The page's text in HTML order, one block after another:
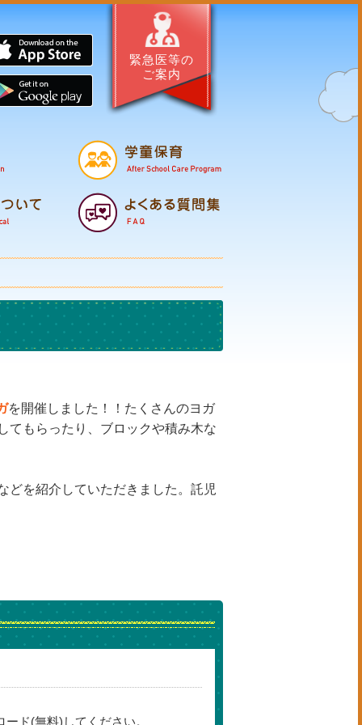
イト・はぐくむほこた
Google
緊急医等の
ご案内
保育所
支援・相談 子育てマップ
を開催しました！！たくさんのヨガ
てもらったり、ブロックや積み木な
を紹介していただきました。託児
ード(無料)してください。